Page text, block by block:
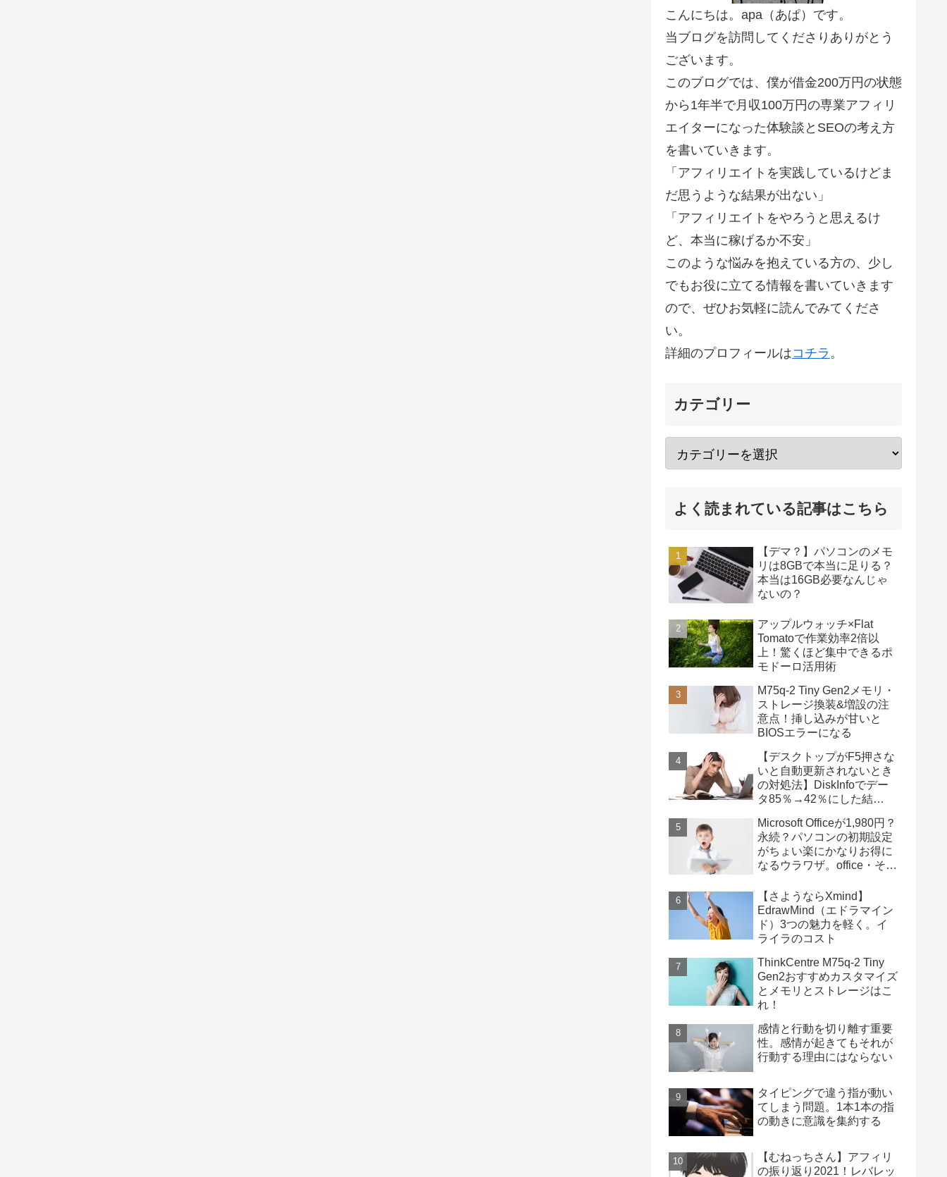
こんにちは。apa（あぱ）です。
当ブログを訪問してくださりありがとう
ございます。
このブログでは、僕が借金200万円の状態
から1年半で月収100万円の専業アフィリ
エイターになった体験談とSEOの考え方
を書いていきます。
「アフィリエイトを実践しているけどま
だ思うような結果が出ない」
「アフィリエイトをやろうと思えるけ
ど、本当に稼げるか不安」
このような悩みを抱えている方の、少し
でもお役に立てる情報を書いていきます
ので、ぜひお気軽に読んでみてくださ
い。
詳細のプロフィールはコチラ 。
カテゴリー
よく読まれている記事はこちら
【デマ？】パソコンのメモ
リは8GBで本当に足りる？
本当は16GB必要なんじゃ
ないの？
アップルウォッチ×Flat
Tomatoで作業効率2倍以
上！驚くほど集中できるポ
モドーロ活用術
M75q-2 Tiny Gen2メモリ・
ストレージ換装&増設の注
意点！挿し込みが甘いと
BIOSエラーになる
【デスクトップがF5押さな
いと自動更新されないとき
の対処法】DiskInfoでデー
タ85％→42％にした結
Microsoft Officeが1,980円？
永続？パソコンの初期設定
がちょい楽にかなりお得に
なるウラワザ。office・その
【さようならXmind】
EdrawMind（エドラマイン
ド）3つの魅力を軽く。イ
ライラのコスト
ThinkCentre M75q-2 Tiny
Gen2おすすめカスタマイズ
とメモリとストレージはこ
れ！
感情と行動を切り離す重要
性。感情が起きてもそれが
行動する理由にはならない
タイピングで違う指が動い
てしまう問題。1本1本の指
の動きに意識を集約する
【むねっちさん】アフィリ
の振り返り2021！レバレッ